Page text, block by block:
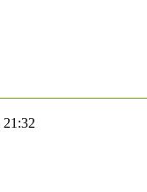
21:32